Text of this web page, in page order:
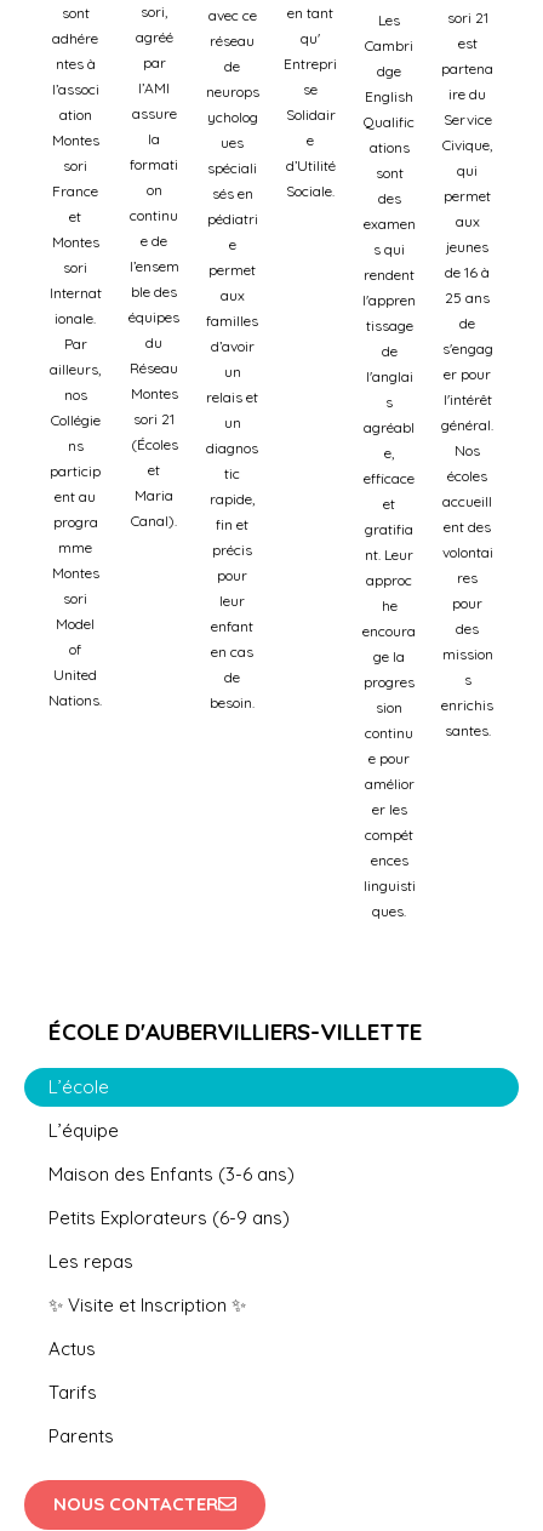
sont
adhére
ntes à
l’associ
ation
Montes
sori
France
et
Montes
sori
Internat
ionale.
Par
ailleurs,
nos
Collégie
ns
particip
ent au
progra
mme
Montes
sori
Model
of
United
Nations.
sori,
agréé
par
l’AMI
assure
la
formati
on
continu
e de
l’ensem
ble des
équipes
du
Réseau
Montes
sori 21
(Écoles
et
Maria
Canal).
avec ce
réseau
de
neurops
ycholog
ues
spéciali
sés en
pédiatri
e
permet
aux
familles
d’avoir
un
relais et
un
diagnos
tic
rapide,
fin et
précis
pour
leur
enfant
en cas
de
besoin.
en tant
qu'
Entrepri
se
Solidair
e
d’Utilité
Sociale.
Les
Cambri
dge
English
Qualific
ations
sont
des
examen
s qui
rendent
l'appren
tissage
de
l'anglai
s
agréabl
e,
efficace
et
gratifia
nt. Leur
approc
he
encoura
ge la
progres
sion
continu
e pour
amélior
er les
compét
ences
linguisti
ques.
sori 21
est
partena
ire du
Service
Civique,
qui
permet
aux
jeunes
de 16 à
25 ans
de
s'engag
er pour
l'intérêt
général.
Nos
écoles
accueill
ent des
volontai
res
pour
des
mission
s
enrichis
santes.
ÉCOLE D'AUBERVILLIERS-VILLETTE
L’école
L’équipe
Maison des Enfants (3-6 ans)
Petits Explorateurs (6-9 ans)
Les repas
✨ Visite et Inscription ✨
Actus
Tarifs
Parents
NOUS CONTACTER